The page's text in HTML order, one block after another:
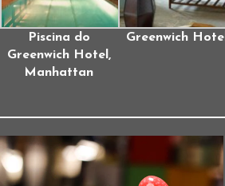
Piscina do
Greenwich Hotel,
Manhattan
Greenwich Hotel